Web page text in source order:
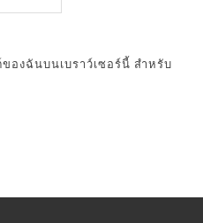
องฉันบนเบราว์เซอร์นี้ สำหรับ